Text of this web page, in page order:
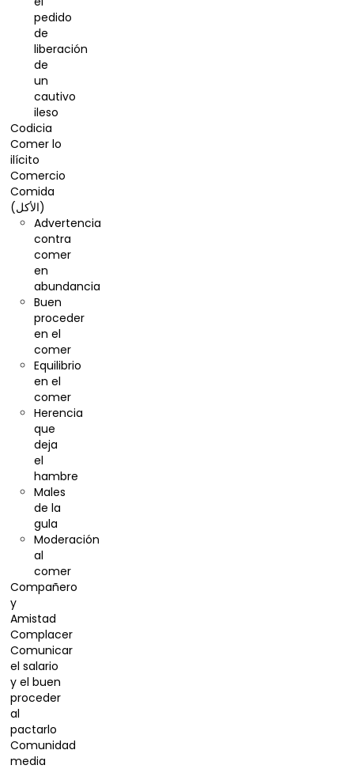
pedido
de
liberación
de
un
cautivo
ileso
Codicia
Comer lo
ilícito
Comercio
Comida
(الأكل)
Advertencia
contra
comer
en
abundancia
Buen
proceder
en el
comer
Equilibrio
en el
comer
Herencia
que
deja
el
hambre
Males
de la
gula
Moderación
al
comer
Compañero
y
Amistad
Complacer
Comunicar
el salario
y el buen
proceder
al
pactarlo
Comunidad
media